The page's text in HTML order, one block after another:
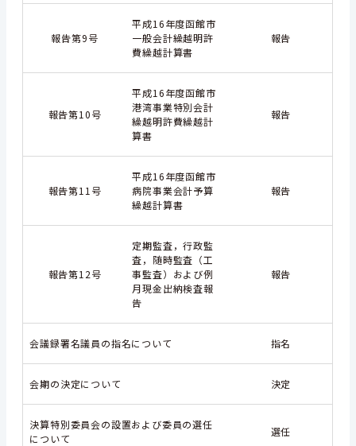
報告第9号
平成16年度函館市
一般会計繰越明許
費繰越計算書
報告
報告第10号
平成16年度函館市
港湾事業特別会計
繰越明許費繰越計
算書
報告
報告第11号
平成16年度函館市
病院事業会計予算
繰越計算書
報告
報告第12号
定期監査，行政監
査，随時監査（工
事監査）および例
月現金出納検査報
告
報告
会議録署名議員の指名について 指名
会期の決定について 決定
決算特別委員会の設置および委員の選任
について
選任